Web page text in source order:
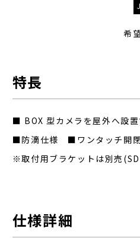
希
特長
■ BOX 型カメラを屋外へ設
■防滴仕様 ■ワンタッチ開
※取付用ブラケットは別売
仕様詳細